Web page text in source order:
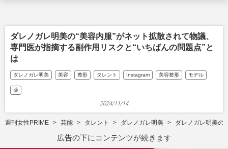
ダレノガレ明美の“美容内服”がネット拡散されて物議、
専門医が指摘する副作用リスクと“いちばんの問題点”と
は
ダレノガレ明美 美容 整形 タレント Instagram 美容整形 モデル
薬
2024/11/14
週刊女性PRIME 芸能 タレント ダレノガレ明美 ダレノガレ明美の
広告の下にコンテンツが続きます